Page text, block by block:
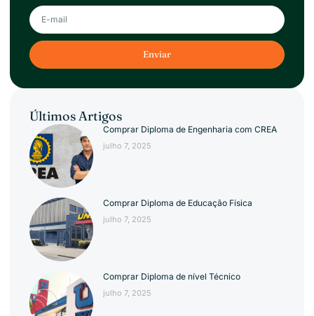
Enviar
Últimos Artigos
Comprar Diploma de Engenharia com CREA
julho 7, 2025
Comprar Diploma de Educação Física
julho 7, 2025
Comprar Diploma de nível Técnico
julho 7, 2025